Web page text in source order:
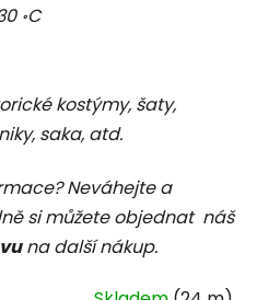
॰C
kostýmy, šaty,
saka, atd.
Neváhejte a
si můžete objednat náš
na další nákup.